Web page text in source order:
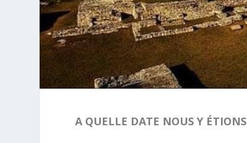
A QUELLE DATE NOUS Y ÉTIONS